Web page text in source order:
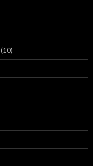
(10)